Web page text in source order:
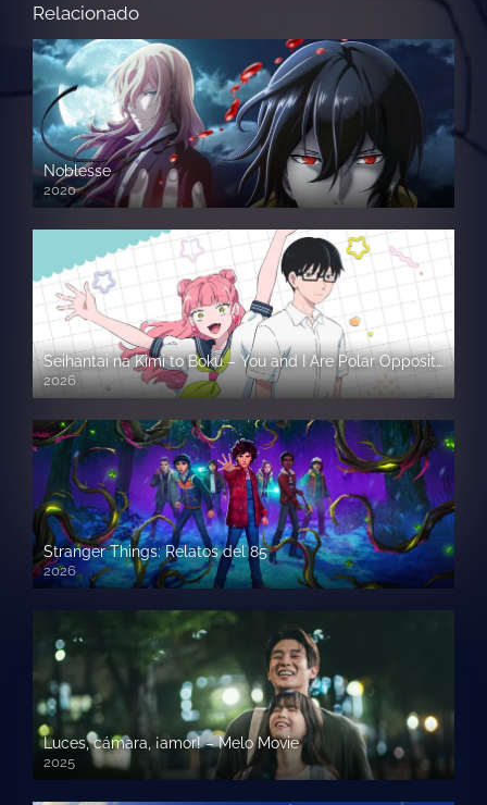
Relacionado
Noblesse
2020
Seihantai na Kimi to Boku – You and I Are Polar Opposites
2026
Stranger Things: Relatos del 85
2026
Luces, cámara, ¡amor! – Melo Movie
2025